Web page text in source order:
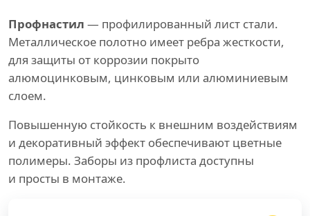
Профнастил — профилированный лист стали.
Металлическое полотно имеет ребра жесткости,
для защиты от коррозии покрыто
алюмоцинковым, цинковым или алюминиевым
слоем.
Повышенную стойкость к внешним воздействиям
и декоративный эффект обеспечивают цветные
полимеры. Заборы из профлиста доступны
и просты в монтаже.